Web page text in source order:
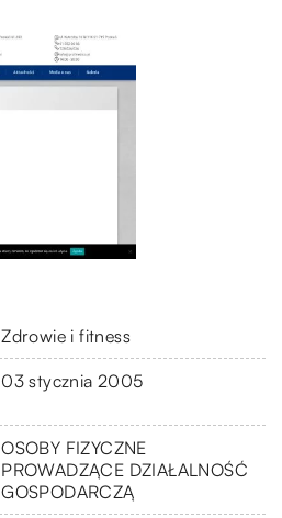
Zdrowie i fitness
03 stycznia 2005
OSOBY FIZYCZNE
PROWADZĄCE DZIAŁALNOŚĆ
GOSPODARCZĄ